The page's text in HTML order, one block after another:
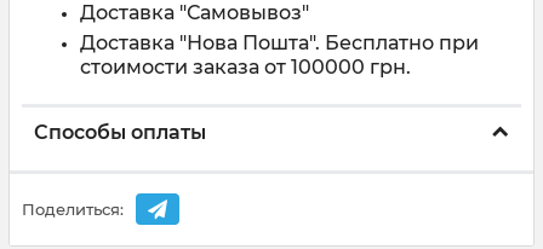
Доставка "Самовывоз"
Доставка "Нова Пошта". Бесплатно при
стоимости заказа от 100000 грн.
Способы оплаты
Поделиться: